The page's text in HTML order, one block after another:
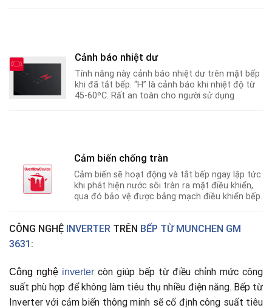
Cảnh báo nhiệt dư
Tính năng này cảnh báo nhiệt dư trên mặt bếp
khi đã tắt bếp. “H” là cảnh báo khi nhiệt độ từ
45-60ºC. Rất an toàn cho người sử dụng
Cảm biến chống tràn
Cảm biến sẽ hoạt động và tắt bếp ngay lập tức
khi phát hiện nước sôi tràn ra mặt điều khiển,
qua đó bảo vệ được bảng mạch điều khiển bếp.
CÔNG NGHỆ INVERTER TRÊN BẾP TỪ MUNCHEN GM
3631 :
Công nghệ inverter còn giúp bếp từ điều chỉnh mức công
suất phù hợp để không làm tiêu thụ nhiều điện năng. Bếp từ
Inverter với cảm biến thông minh sẽ cố định công suất tiêu